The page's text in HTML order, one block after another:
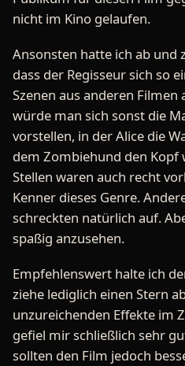
nicht im Kino gelaufen.
Ansonsten hatte ich ab und
dass der Regisseur sich so
Szenen aus anderen
würde man sich sonst die
vorstellen, in der Alice die
dem Zombiehund den Kopf
Stellen waren auch recht
Kenner dieses Genre.
schreckten natürlich auf.
spaßig anzusehen.
Empfehlenswert halte ich
ziehe lediglich einen Stern
unzureichenden Effekte im
gefiel mir schließlich sehr
sollten den Film jedoch